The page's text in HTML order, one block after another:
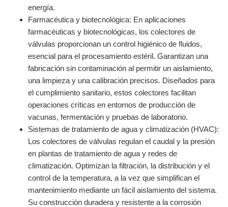
energía.
Farmacéutica y biotecnológica: En aplicaciones
farmacéuticas y biotecnológicas, los colectores de
válvulas proporcionan un control higiénico de fluidos,
esencial para el procesamiento estéril. Garantizan una
fabricación sin contaminación al permitir un aislamiento,
una limpieza y una calibración precisos. Diseñados para
el cumplimiento sanitario, estos colectores facilitan
operaciones críticas en entornos de producción de
vacunas, fermentación y pruebas de laboratorio.
Sistemas de tratamiento de agua y climatización (HVAC):
Los colectores de válvulas regulan el caudal y la presión
en plantas de tratamiento de agua y redes de
climatización. Optimizan la filtración, la distribución y el
control de la temperatura, a la vez que simplifican el
mantenimiento mediante un fácil aislamiento del sistema.
Su construcción duradera y resistente a la corrosión